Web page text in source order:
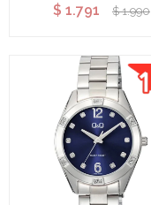
$ 1.791 $ 1.990